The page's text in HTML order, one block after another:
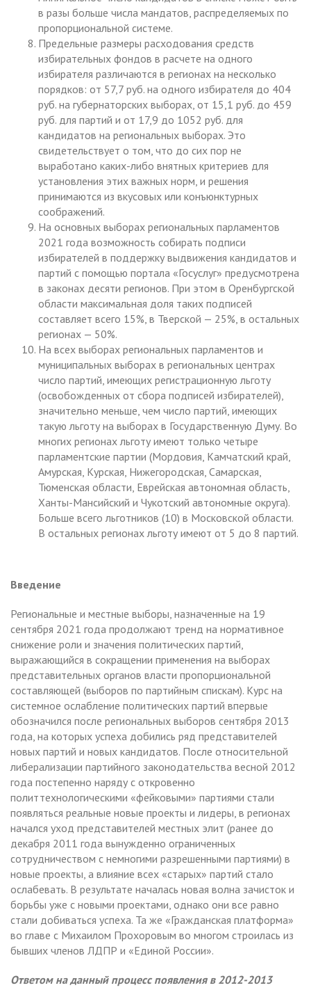
в разы больше числа мандатов, распределяемых по
пропорциональной системе.
Предельные размеры расходования средств
избирательных фондов в расчете на одного
избирателя различаются в регионах на несколько
порядков: от 57,7 руб. на одного избирателя до 404
руб. на губернаторских выборах, от 15,1 руб. до 459
руб. для партий и от 17,9 до 1052 руб. для
кандидатов на региональных выборах. Это
свидетельствует о том, что до сих пор не
выработано каких-либо внятных критериев для
установления этих важных норм, и решения
принимаются из вкусовых или конъюнктурных
соображений.
На основных выборах региональных парламентов
2021 года возможность собирать подписи
избирателей в поддержку выдвижения кандидатов и
партий с помощью портала «Госуслуг» предусмотрена
в законах десяти регионов. При этом в Оренбургской
области максимальная доля таких подписей
составляет всего 15%, в Тверской — 25%, в остальных
регионах — 50%.
На всех выборах региональных парламентов и
муниципальных выборах в региональных центрах
число партий, имеющих регистрационную льготу
(освобожденных от сбора подписей избирателей),
значительно меньше, чем число партий, имеющих
такую льготу на выборах в Государственную Думу. Во
многих регионах льготу имеют только четыре
парламентские партии (Мордовия, Камчатский край,
Амурская, Курская, Нижегородская, Самарская,
Тюменская области, Еврейская автономная область,
Ханты-Мансийский и Чукотский автономные округа).
Больше всего льготников (10) в Московской области.
В остальных регионах льготу имеют от 5 до 8 партий.
Введение
Региональные и местные выборы, назначенные на 19
сентября 2021 года продолжают тренд на нормативное
снижение роли и значения политических партий,
выражающийся в сокращении применения на выборах
представительных органов власти пропорциональной
составляющей (выборов по партийным спискам). Курс на
системное ослабление политических партий впервые
обозначился после региональных выборов сентября 2013
года, на которых успеха добились ряд представителей
новых партий и новых кандидатов. После относительной
либерализации партийного законодательства весной 2012
года постепенно наряду с откровенно
политтехнологическими «фейковыми» партиями стали
появляться реальные новые проекты и лидеры, в регионах
начался уход представителей местных элит (ранее до
декабря 2011 года вынужденно ограниченных
сотрудничеством с немногими разрешенными партиями) в
новые проекты, а влияние всех «старых» партий стало
ослабевать. В результате началась новая волна зачисток и
борьбы уже с новыми проектами, однако они все равно
стали добиваться успеха. Та же «Гражданская платформа»
во главе с Михаилом Прохоровым во многом строилась из
бывших членов ЛДПР и «Единой России».
Ответом на данный процесс появления в 2012-2013